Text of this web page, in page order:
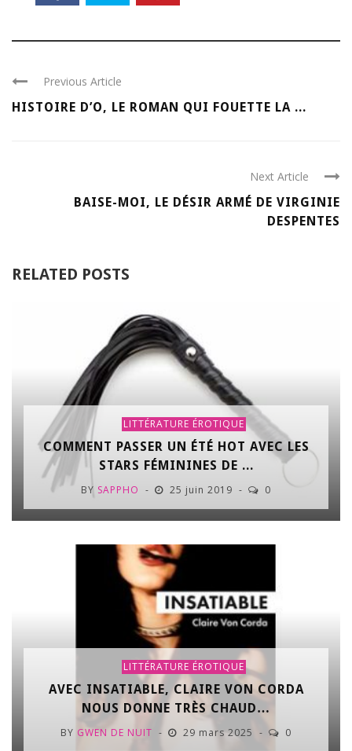
Previous Article
HISTOIRE D’O, LE ROMAN QUI FOUETTE LA ...
Next Article
BAISE-MOI, LE DÉSIR ARMÉ DE VIRGINIE
DESPENTES
RELATED POSTS
LITTÉRATURE ÉROTIQUE
COMMENT PASSER UN ÉTÉ HOT AVEC LES
STARS FÉMININES DE ...
BY SAPPHO 25 juin 2019 0
LITTÉRATURE ÉROTIQUE
AVEC INSATIABLE, CLAIRE VON CORDA
NOUS DONNE TRÈS CHAUD…
BY GWEN DE NUIT 29 mars 2025 0